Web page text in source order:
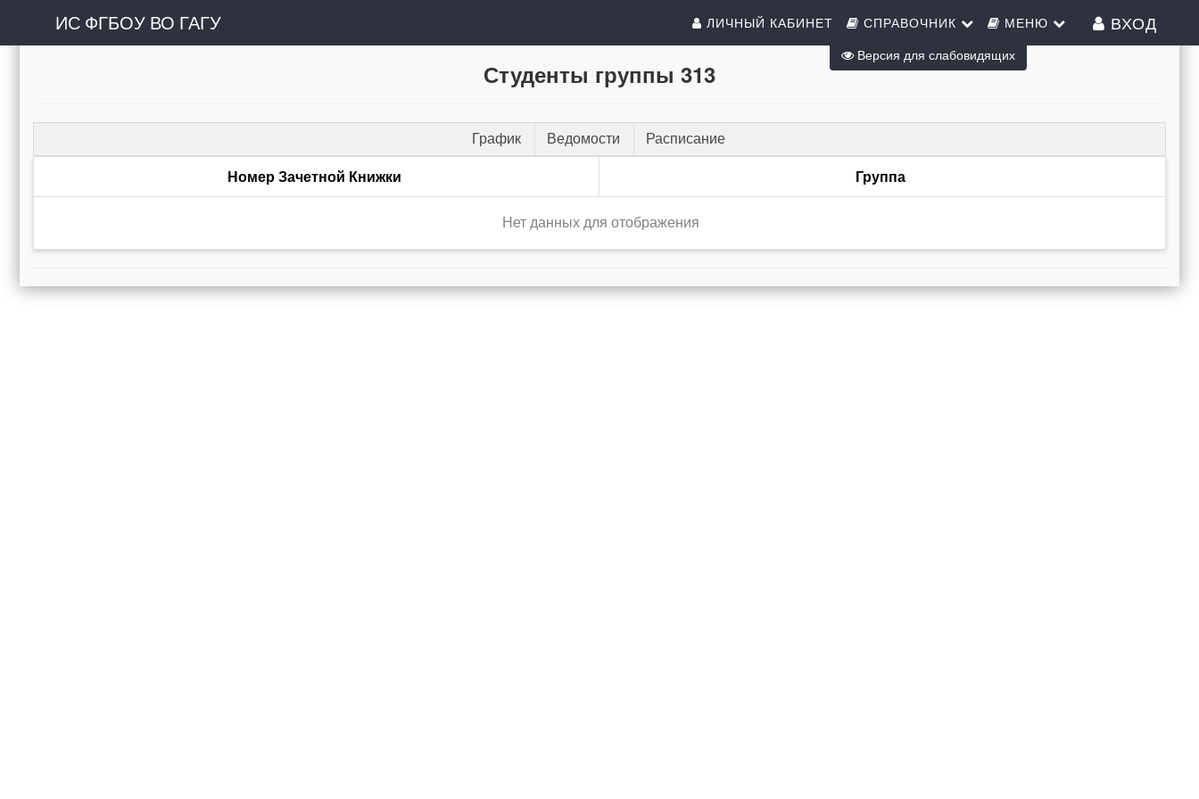
ИС ФГБОУ ВО ГАГУ ЛИЧНЫЙ КАБИНЕТ СПРАВОЧНИК МЕНЮ ВХОД
Студенты группы 313
График Ведомости Расписание
Номер Зачетной Книжки Группа
Нет данных для отображения
Версия для слабовидящих